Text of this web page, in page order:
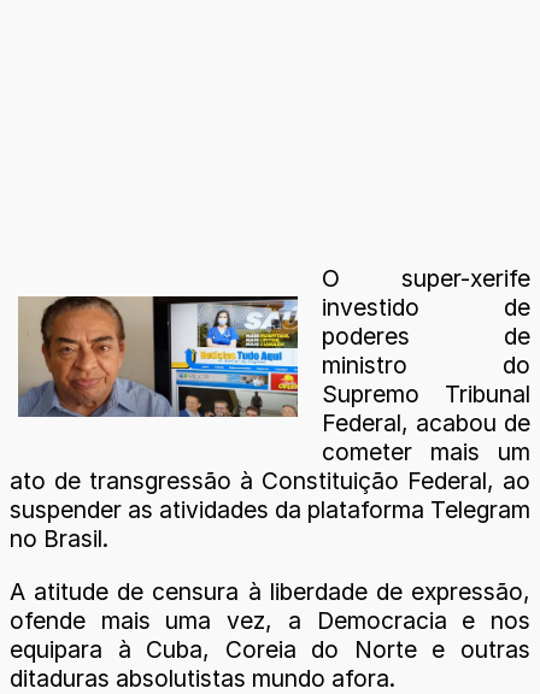
O super-xerife
investido de
poderes de
ministro do
Supremo Tribunal
Federal, acabou de
cometer mais um
ato de transgressão à Constituição Federal, ao
suspender as atividades da plataforma Telegram
no Brasil.
A atitude de censura à liberdade de expressão,
ofende mais uma vez, a Democracia e nos
equipara à Cuba, Coreia do Norte e outras
ditaduras absolutistas mundo afora.